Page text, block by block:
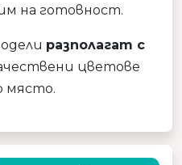
на готовност.
разполагат с
цветове
място.